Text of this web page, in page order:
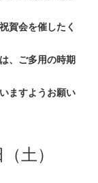
賀会を催したく
、ご多用の時期
ますようお願い
土）